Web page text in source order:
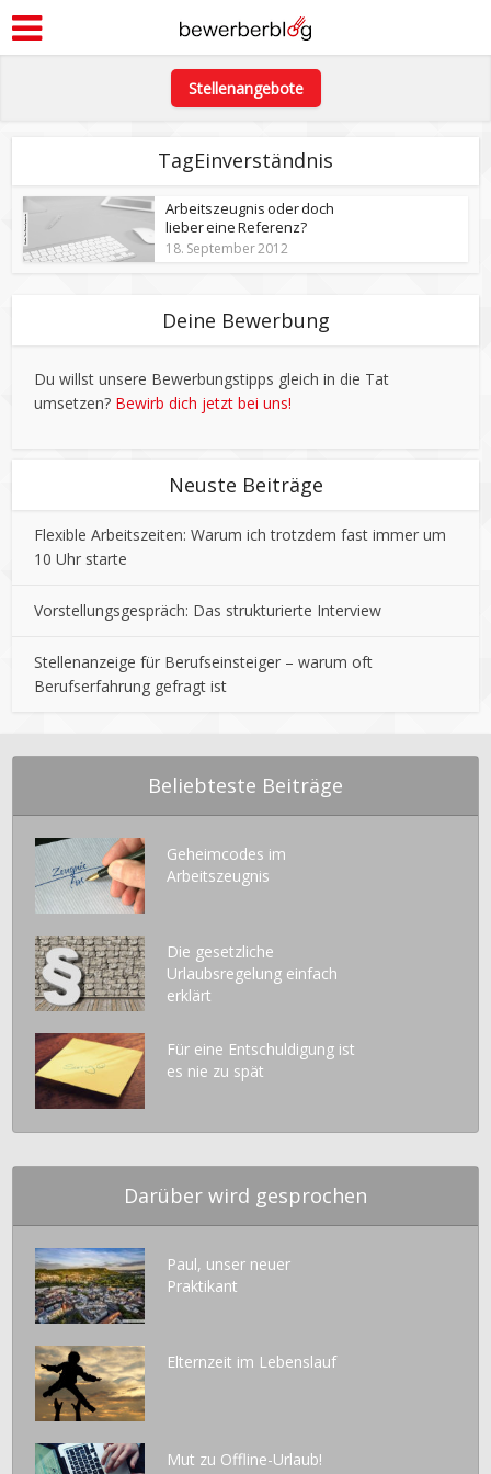
Stellenangebote
TagEinverständnis
Arbeitszeugnis oder doch
lieber eine Referenz?
18. September 2012
Deine Bewerbung
Du willst unsere Bewerbungstipps gleich in die Tat
umsetzen? Bewirb dich jetzt bei uns!
Neuste Beiträge
Flexible Arbeitszeiten: Warum ich trotzdem fast immer um
10 Uhr starte
Vorstellungsgespräch: Das strukturierte Interview
Stellenanzeige für Berufseinsteiger – warum oft
Berufserfahrung gefragt ist
Beliebteste Beiträge
Geheimcodes im
Arbeitszeugnis
Die gesetzliche
Urlaubsregelung einfach
erklärt
Für eine Entschuldigung ist
es nie zu spät
Darüber wird gesprochen
Paul, unser neuer
Praktikant
Elternzeit im Lebenslauf
Mut zu Offline-Urlaub!